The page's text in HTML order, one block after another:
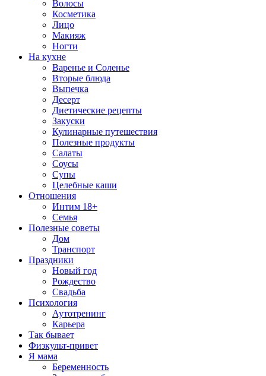
Волосы
Косметика
Лицо
Макияж
Ногти
На кухне
Варенье и Соленье
Вторые блюда
Выпечка
Десерт
Диетические рецепты
Закуски
Кулинарные путешествия
Полезные продукты
Салаты
Соусы
Супы
Целебные каши
Отношения
Интим 18+
Семья
Полезные советы
Дом
Транспорт
Праздники
Новый год
Рождество
Свадьба
Психология
Аутотренинг
Карьера
Так бывает
Физкульт-привет
Я мама
Беременность